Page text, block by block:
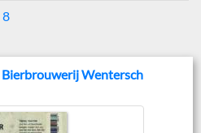
8
Bierbrouwerij Wentersch